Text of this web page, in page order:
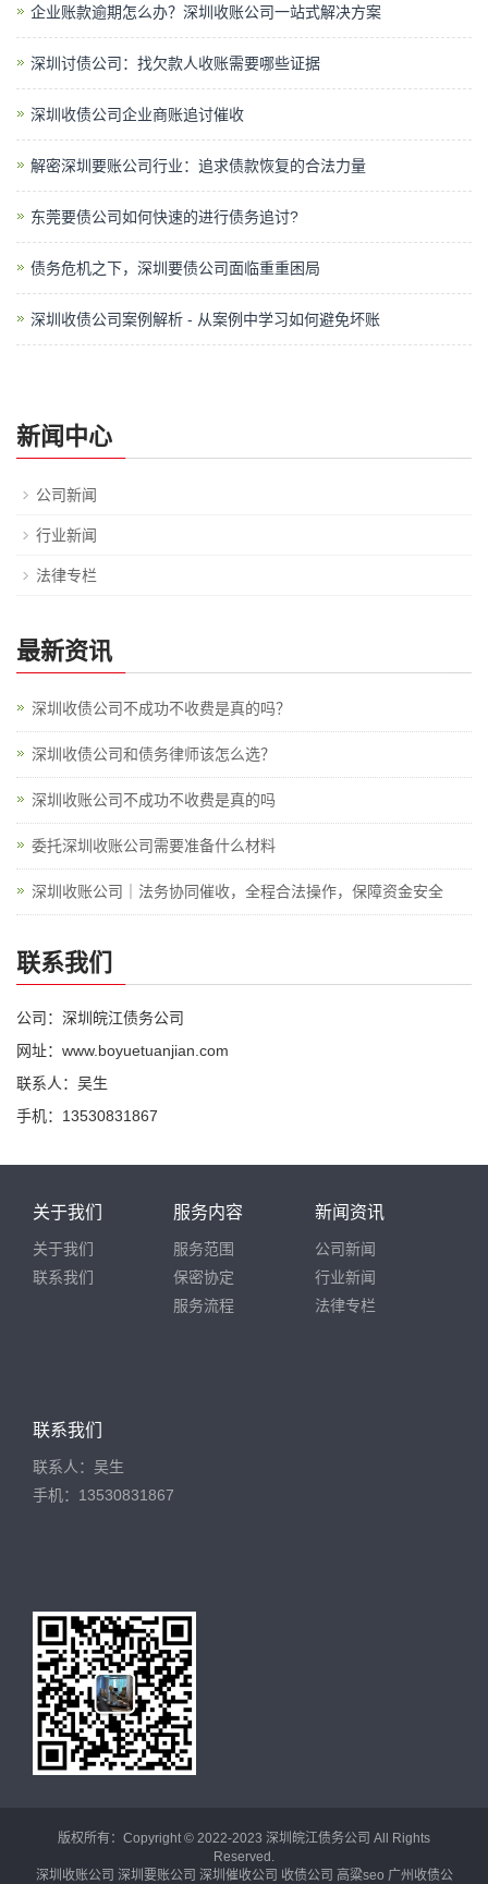
企业账款逾期怎么办？深圳收账公司一站式解决方案
深圳讨债公司：找欠款人收账需要哪些证据
深圳收债公司企业商账追讨催收
解密深圳要账公司行业：追求债款恢复的合法力量
东莞要债公司如何快速的进行债务追讨?
债务危机之下，深圳要债公司面临重重困局
深圳收债公司案例解析 - 从案例中学习如何避免坏账
新闻中心
公司新闻
行业新闻
法律专栏
最新资讯
深圳收债公司不成功不收费是真的吗？
深圳收债公司和债务律师该怎么选？
深圳收账公司不成功不收费是真的吗
委托深圳收账公司需要准备什么材料
深圳收账公司｜法务协同催收，全程合法操作，保障资金安全
联系我们
公司：深圳皖江债务公司
网址：www.boyuetuanjian.com
联系人：吴生
手机：13530831867
关于我们
关于我们
联系我们
服务内容
服务范围
保密协定
服务流程
新闻资讯
公司新闻
行业新闻
法律专栏
联系我们
联系人：吴生
手机：13530831867
版权所有：Copyright © 2022-2023 深圳皖江债务公司 All Rights
Reserved.
深圳收账公司 深圳要账公司 深圳催收公司 收债公司 高粱seo 广州收债公